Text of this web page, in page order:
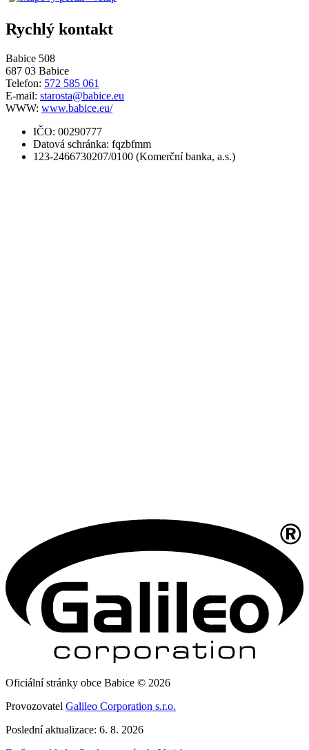
Rychlý kontakt
Babice 508
687 03 Babice
Telefon: 572 585 061
E-mail: starosta@babice.eu
WWW: www.babice.eu/
IČO: 00290777
Datová schránka: fqzbfmm
123-2466730207/0100 (Komerční banka, a.s.)
Oficiální stránky obce Babice © 2026
Provozovatel Galileo Corporation s.r.o.
Poslední aktualizace: 6. 8. 2026